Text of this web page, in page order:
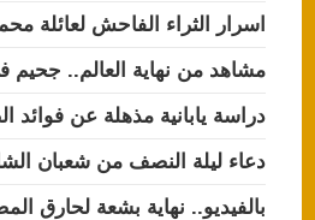
اسرار الثراء الفاحش لعائلة
مشاهد من نهاية العالم.. جحيم
دراسة يابانية مذهلة عن فوائد
دعاء ليلة النصف من شعبان
بالفيديو.. نهاية بشعة لحارق